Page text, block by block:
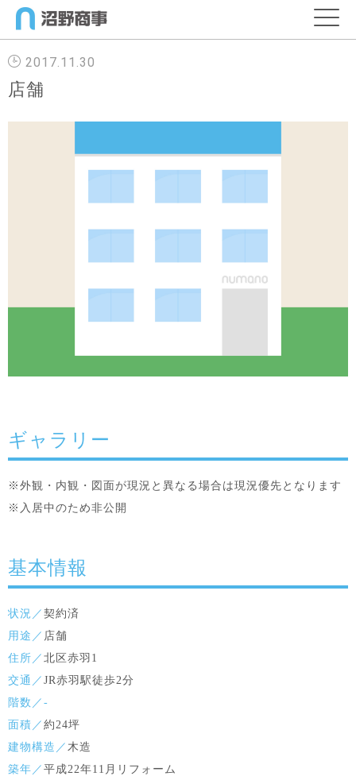
2017.11.30
店舗
ギャラリー
※外観・内観・図面が現況と異なる場合は現況優先となります
※入居中のため非公開
基本情報
状況／ 契約済
用途／ 店舗
住所／ 北区赤羽1
交通／ JR赤羽駅徒歩2分
階数／-
面積／ 約24坪
建物構造／ 木造
築年／ 平成22年11月リフォーム